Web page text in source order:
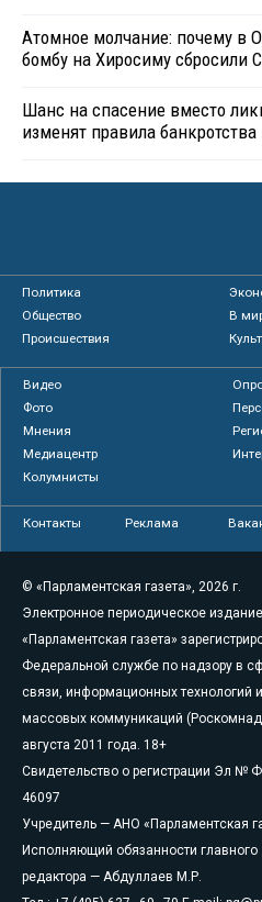
Атомное молчание: почему в
бомбу на Хиросиму сбросили
Шанс на спасение вместо
изменят правила
Политика
Общество
В
Происшествия
Видео
Фото
Мнения
Медиацентр
Колумнисты
Контакты Реклама
© «Парламентская газета», 2026 г.
Электронное периодическое издание
«Парламентская газета»
Федеральной службе по надзору в
связи, информационных технологий и
массовых коммуникаций
августа 2011 года. 18+
Свидетельство о регистрации Эл №
46097
Учредитель — АНО «Парламентская
Исполняющий обязанности главного
редактора — Абдуллаев М.Р.